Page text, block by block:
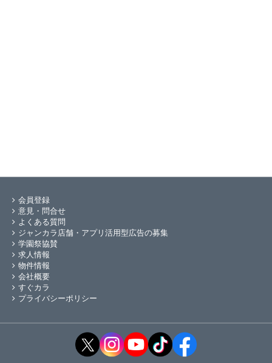
会員登録
意見・問合せ
よくある質問
ジャンカラ店舗・アプリ活用型広告の募集
学園祭協賛
求人情報
物件情報
会社概要
すぐカラ
プライバシーポリシー